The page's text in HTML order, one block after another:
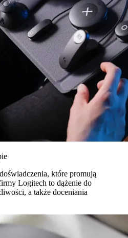
które promują
Logitech to dążenie do
a także doceniania